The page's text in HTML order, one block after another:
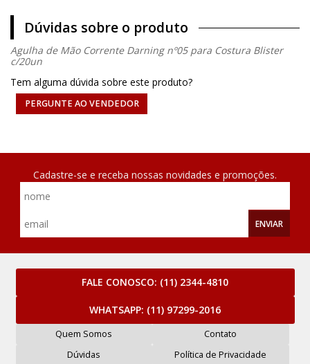
Dúvidas sobre o produto
Agulha de Mão Corrente Darning nº05 para Costura Blister
c/20un
Tem alguma dúvida sobre este produto?
PERGUNTE AO VENDEDOR
Cadastre-se e receba nossas novidades e promoções.
ENVIAR
FALE CONOSCO: (11) 2344-4810
WHATSAPP: (11) 97299-2016
Quem Somos
Contato
Dúvidas
Política de Privacidade